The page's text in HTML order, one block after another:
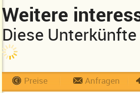
Weitere
Diese
Preise Anfragen